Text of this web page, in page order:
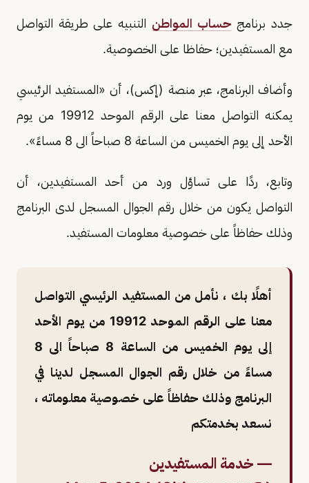
جدد برنامج حساب المواطن التنبيه على طريقة التواصل
مع المستفيدين؛ حفاظا على الخصوصية.
وأضاف البرنامج، عبر منصة (إكس)، أن «المستفيد الرئيسي
يمكنه التواصل معنا على الرقم الموحد 19912 من يوم
الأحد إلى يوم الخميس من الساعة 8 صباحاً الى 8 مساءً».
وتابع، ردًا على تساؤل ورد من أحد المستفيدين، أن
التواصل يكون من خلال رقم الجوال المسجل لدى البرنامج
وذلك حفاظاً على خصوصية معلومات المستفيد.
أهلًا بك ، نأمل من المستفيد الرئيسي التواصل
معنا على الرقم الموحد 19912 من يوم الأحد
إلى يوم الخميس من الساعة 8 صباحاً الى 8
مساءً من خلال رقم الجوال المسجل لدينا في
البرنامج وذلك حفاظاً على خصوصية معلوماته ،
نسعد بخدمتكم
— خدمة المستفيدين